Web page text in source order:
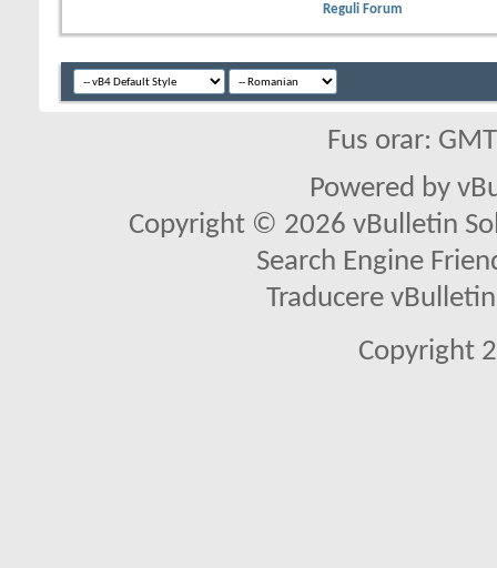
Reguli Forum
Fus orar:
Powered by
Copyright © 2026 vBulletin
Search Engine
Traducere
Copyright